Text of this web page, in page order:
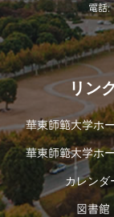
電話:
リン
華東師範大学ホ
華東師範大学ホ
カレンダ
図書館